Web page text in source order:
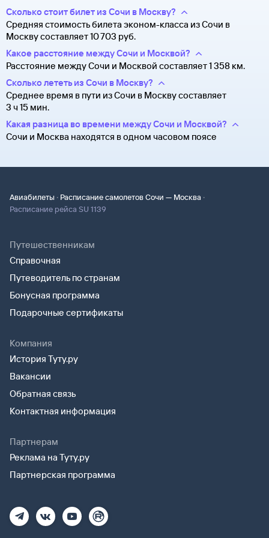
Сколько стоит билет из Сочи в Москву?
Средняя стоимость билета эконом-класса из Сочи в
Москву составляет 10 ⁠703 руб.
Какое расстояние между Сочи и Москвой?
Расстояние между Сочи и Москвой составляет 1 358 км.
Сколько лететь из Сочи в Москву?
Среднее время в пути из Сочи в Москву составляет
3 ч 15 мин.
Какая разница во времени между Сочи и Москвой?
Сочи и Москва находятся в одном часовом поясе
Авиабилеты · Расписание самолетов Сочи — Москва ·
Расписание рейса SU 1139
Путешественникам
Справочная
Путеводитель по странам
Бонусная программа
Подарочные сертификаты
Компания
История Туту.ру
Вакансии
Обратная связь
Контактная информация
Партнерам
Реклама на Туту.ру
Партнерская программа